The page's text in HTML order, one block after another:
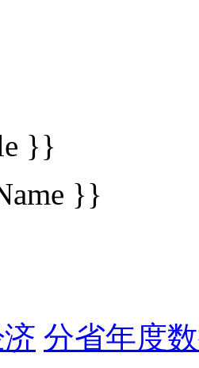
}}
}}
分省年度